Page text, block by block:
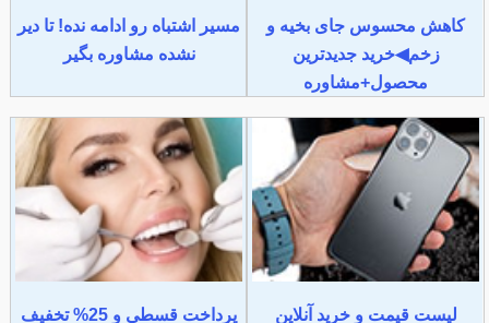
کاهش محسوس جای بخیه و
زخم◀خرید جدیدترین
محصول+مشاوره
مسیر اشتباه رو ادامه نده! تا دیر
نشده مشاوره بگیر
لیست قیمت و خرید آنلاین پرداخت قسطی و 25% تخفیف